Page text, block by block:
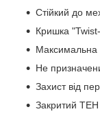
Стійкий до
Кришка
Максимальна
Не
Захист від
Закритий ТЕН